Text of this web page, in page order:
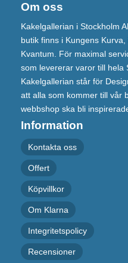
Om oss
Kakelgallerian i Stockholm
butik finns i Kungens
Kvantum. För maximal
som levererar varor till hela
Kakelgallerian står för
att alla som kommer till vår
webbshop ska bli
Information
Kontakta oss
Offert
Köpvillkor
Om Klarna
Integritetspolicy
Recensioner